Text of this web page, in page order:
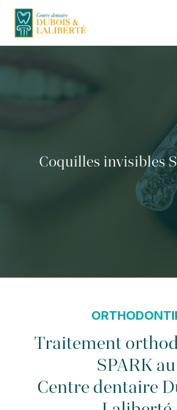
Coquilles invisibles
Traitement
SPARK au
Centre dentaire